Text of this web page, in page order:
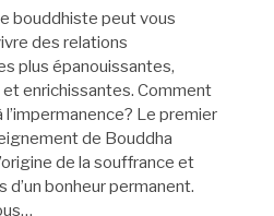
bouddhiste peut vous
des relations
plus épanouissantes,
enrichissantes. Comment
l’impermanence? Le premier
de Bouddha
de la souffrance et
d’un bonheur permanent.